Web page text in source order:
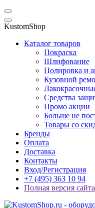
KustomShop
Каталог товаров
Покраска
Шлифование
Полировка и
Кузовной
Средства
Промо акции
Больше не
Товары со
Бренды
Оплата
Доставка
Контакты
Вход/Регистрация
+7 (495) 363 10 94
Полная версия сайта